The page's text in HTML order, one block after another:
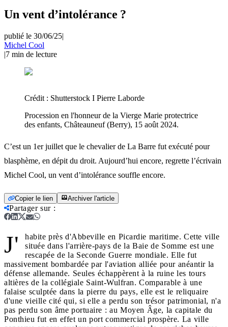
Un vent d’intolérance ?
publié le 30/06/25|
Michel Cool
|7 min de lecture
Crédit : Shutterstock I Pierre Laborde
Procession en l'honneur de la Vierge Marie protectrice
des enfants, Châteauneuf (Berry), 15 août 2024.
C’est un 1er juillet que le chevalier de La Barre fut exécuté pour
blasphème, en dépit du droit. Aujourd’hui encore, regrette l’écrivain
Michel Cool, un vent d’intolérance souffle encore.
Copier le lien Archiver l'article
Partager sur:
J'
habite près d'Abbeville en Picardie maritime. Cette ville
située dans l'arrière-pays de la Baie de Somme est une
rescapée de la Seconde Guerre mondiale. Elle fut
massivement bombardée par l'aviation alliée pour anéantir la
défense allemande. Seules échappèrent à la ruine les tours
altières de la collégiale Saint-Wulfran. Comparable à une
falaise sculptée dans la pierre du pays, elle est le reliquaire
d'une vieille cité qui, si elle a perdu son trésor patrimonial, n'a
pas perdu son âme portuaire : au Moyen Âge, la capitale du
Ponthieu fut en effet un port commercial prospère. La ville